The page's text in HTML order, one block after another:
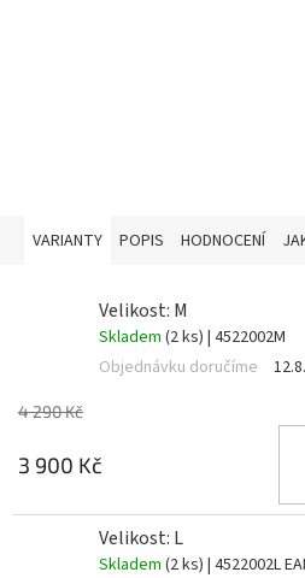
VARIANTY POPIS HODNOCENÍ
Velikost: M
Skladem (2 ks) | 4522002M
Objednávku doručíme
4 290 Kč
3 900 Kč
Velikost: L
Skladem (2 ks) | 4522002L